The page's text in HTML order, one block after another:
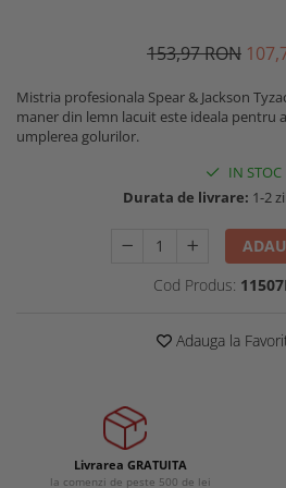
Echipamente specializate
Echipamente veterinari
Echipamente mulgatori
Echipamente trimeri ongloane
Masti protectie
153,97RON 107
Mistria profesionala Spear & Jackson
maner din lemn lacuit este ideala pentru
umplerea golurilor.
IN STOC
Durata de livrare: 1-2
Cod Produs:
Adauga la
Livrarea GRATUITA
la comenzi de peste 500 de lei